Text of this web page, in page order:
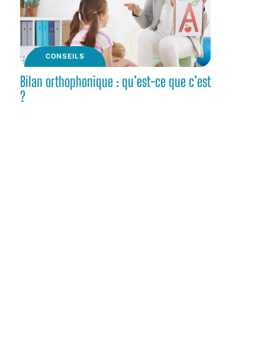
CONSEILS
Bilan orthophonique : qu’est-ce que c’est
?